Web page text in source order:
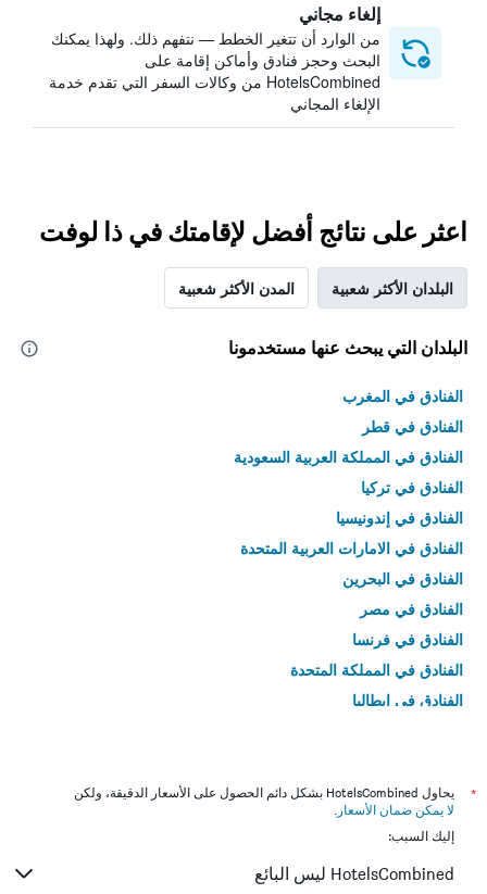
إلغاء مجاني
من الوارد أن تتغير الخطط — نتفهم ذلك. ولهذا يمكنك
البحث وحجز فنادق وأماكن إقامة على
HotelsCombined من وكالات السفر التي تقدم خدمة
الإلغاء المجاني
اعثر على نتائج أفضل لإقامتك في ذا لوفت
البلدان الأكثر شعبية المدن الأكثر شعبية
البلدان التي يبحث عنها مستخدمونا
الفنادق في المغرب
الفنادق في قطر
الفنادق في المملكة العربية السعودية
الفنادق في تركيا
الفنادق في إندونيسيا
الفنادق في الامارات العربية المتحدة
الفنادق في البحرين
الفنادق في مصر
الفنادق في فرنسا
الفنادق في المملكة المتحدة
الفنادق في إيطاليا
*
يحاول HotelsCombined بشكل دائم الحصول على الأسعار الدقيقة، ولكن
لا يمكن ضمان الأسعار .
إليك السبب:
HotelsCombined ليس البائع